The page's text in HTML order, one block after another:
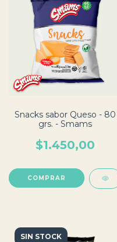
Snacks sabor Queso - 80
grs. - Smams
$1.450,00
SIN STOCK